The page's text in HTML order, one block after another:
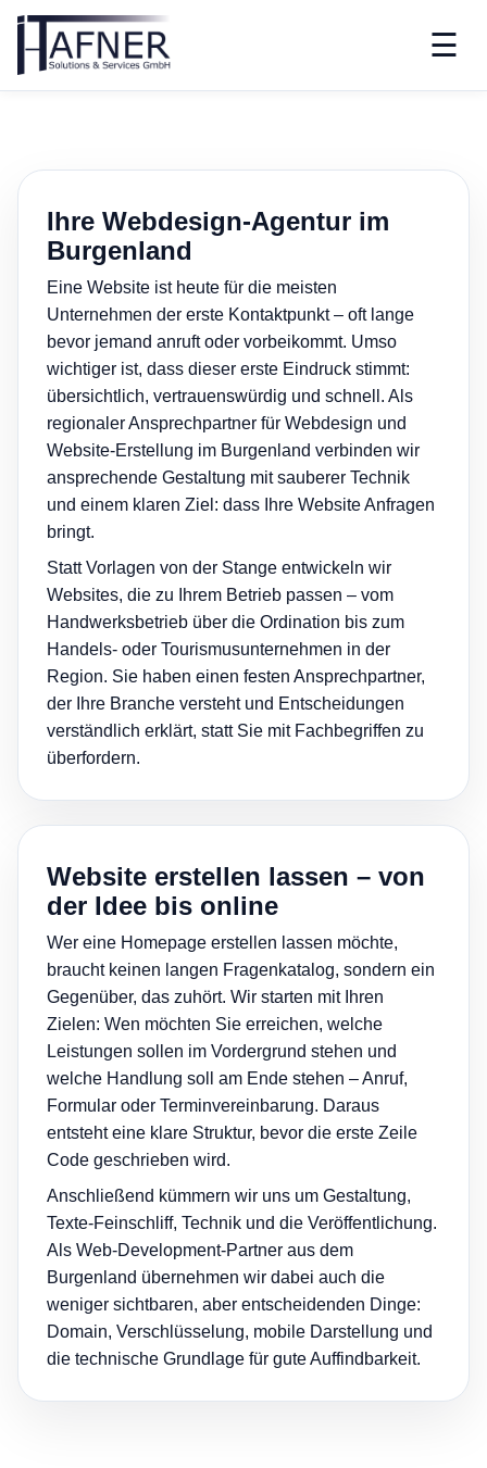
☰
Ihre Webdesign-Agentur im
Burgenland
Eine Website ist heute für die meisten
Unternehmen der erste Kontaktpunkt – oft lange
bevor jemand anruft oder vorbeikommt. Umso
wichtiger ist, dass dieser erste Eindruck stimmt:
übersichtlich, vertrauenswürdig und schnell. Als
regionaler Ansprechpartner für Webdesign und
Website-Erstellung im Burgenland verbinden wir
ansprechende Gestaltung mit sauberer Technik
und einem klaren Ziel: dass Ihre Website Anfragen
bringt.
Statt Vorlagen von der Stange entwickeln wir
Websites, die zu Ihrem Betrieb passen – vom
Handwerksbetrieb über die Ordination bis zum
Handels- oder Tourismusunternehmen in der
Region. Sie haben einen festen Ansprechpartner,
der Ihre Branche versteht und Entscheidungen
verständlich erklärt, statt Sie mit Fachbegriffen zu
überfordern.
Website erstellen lassen – von
der Idee bis online
Wer eine Homepage erstellen lassen möchte,
braucht keinen langen Fragenkatalog, sondern ein
Gegenüber, das zuhört. Wir starten mit Ihren
Zielen: Wen möchten Sie erreichen, welche
Leistungen sollen im Vordergrund stehen und
welche Handlung soll am Ende stehen – Anruf,
Formular oder Terminvereinbarung. Daraus
entsteht eine klare Struktur, bevor die erste Zeile
Code geschrieben wird.
Anschließend kümmern wir uns um Gestaltung,
Texte-Feinschliff, Technik und die Veröffentlichung.
Als Web-Development-Partner aus dem
Burgenland übernehmen wir dabei auch die
weniger sichtbaren, aber entscheidenden Dinge:
Domain, Verschlüsselung, mobile Darstellung und
die technische Grundlage für gute Auffindbarkeit.